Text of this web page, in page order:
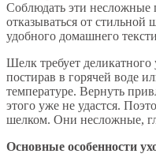
Соблюдать эти несложные
отказываться от
удобного домашнего
Шелк требует деликатного
постирав в горячей воде
температуре. Вернуть
этого уже не удастся.
шелком. Они несложные,
Основные особенности